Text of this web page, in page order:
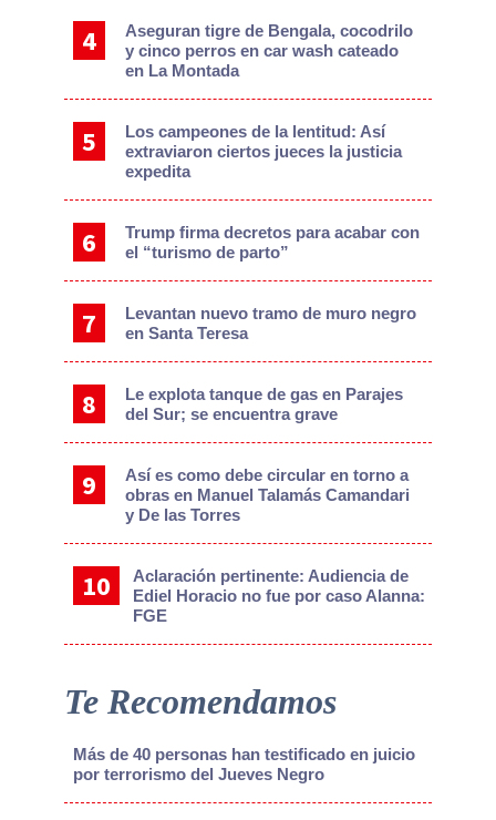
Aseguran tigre de Bengala, cocodrilo
y cinco perros en car wash cateado
en La Montada
Los campeones de la lentitud: Así
extraviaron ciertos jueces la justicia
expedita
Trump firma decretos para acabar con
el “turismo de parto”
Levantan nuevo tramo de muro negro
en Santa Teresa
Le explota tanque de gas en Parajes
del Sur; se encuentra grave
Así es como debe circular en torno a
obras en Manuel Talamás Camandari
y De las Torres
Aclaración pertinente: Audiencia de
Ediel Horacio no fue por caso Alanna:
FGE
Te Recomendamos
Más de 40 personas han testificado en juicio
por terrorismo del Jueves Negro